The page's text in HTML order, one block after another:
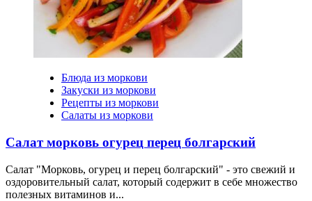
Блюда из моркови
Закуски из моркови
Рецепты из моркови
Салаты из моркови
Салат морковь огурец перец болгарский
Салат "Морковь, огурец и перец болгарский" - это свежий и
оздоровительный салат, который содержит в себе множество
полезных витаминов и...